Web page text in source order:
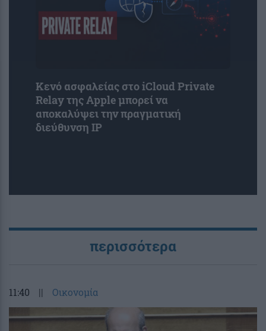
Κενό ασφαλείας στο iCloud Private
Relay της Apple μπορεί να
αποκαλύψει την πραγματική
διεύθυνση IP
περισσότερα
11:40 || Οικονομία